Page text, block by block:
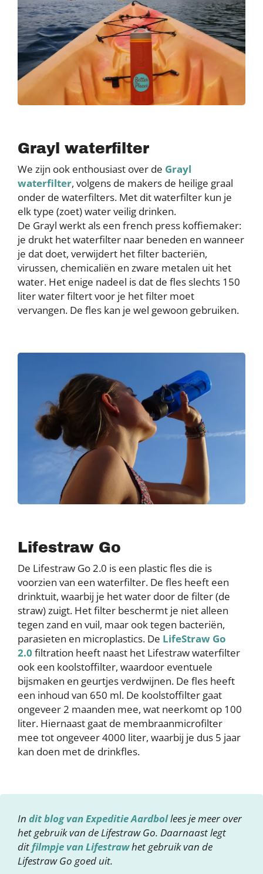
Grayl waterfilter
We zijn ook enthousiast over de Grayl
waterfilter, volgens de makers de heilige graal
onder de waterfilters. Met dit waterfilter kun je
elk type (zoet) water veilig drinken.
De Grayl werkt als een french press koffiemaker:
je drukt het waterfilter naar beneden en wanneer
je dat doet, verwijdert het filter bacteriën,
virussen, chemicaliën en zware metalen uit het
water. Het enige nadeel is dat de fles slechts 150
liter water filtert voor je het filter moet
vervangen. De fles kan je wel gewoon gebruiken.
Lifestraw Go
De Lifestraw Go 2.0 is een plastic fles die is
voorzien van een waterfilter. De fles heeft een
drinktuit, waarbij je het water door de filter (de
straw) zuigt. Het filter beschermt je niet alleen
tegen zand en vuil, maar ook tegen bacteriën,
parasieten en microplastics. De LifeStraw Go
2.0 filtration heeft naast het Lifestraw waterfilter
ook een koolstoffilter, waardoor eventuele
bijsmaken en geurtjes verdwijnen. De fles heeft
een inhoud van 650 ml. De koolstoffilter gaat
ongeveer 2 maanden mee, wat neerkomt op 100
liter. Hiernaast gaat de membraanmicrofilter
mee tot ongeveer 4000 liter, waarbij je dus 5 jaar
kan doen met de drinkfles.
In dit blog van Expeditie Aardbollees je meer over
het gebruik van de Lifestraw Go. Daarnaast legt
ditfilmpje van Lifestrawhet gebruik van de
Lifestraw Go goed uit.